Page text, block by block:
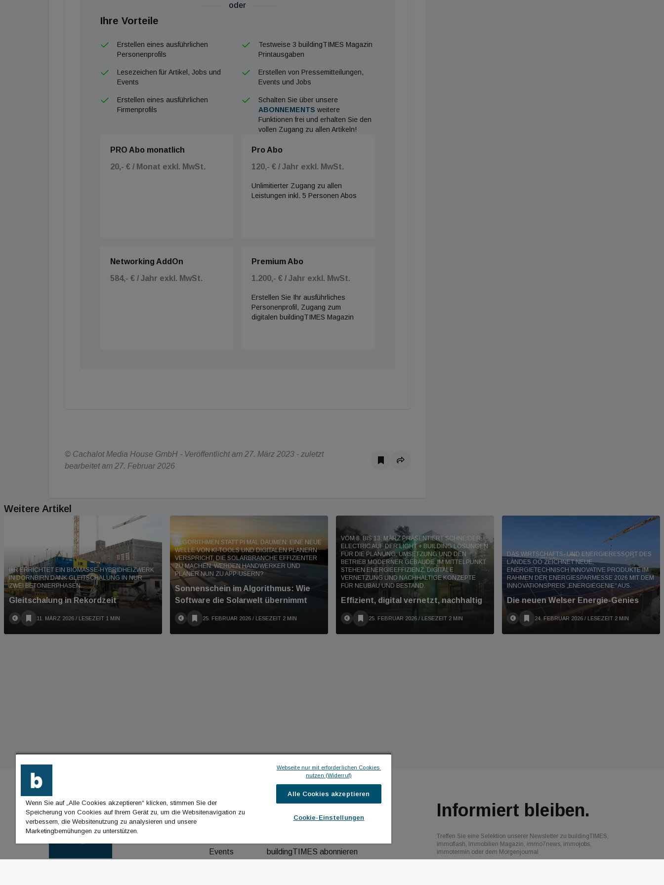
oder
Ihre Vorteile
Erstellen eines ausführlichen
Personenprofils
Testweise 3 buildingTIMES Magazin
Printausgaben
Lesezeichen für Artikel, Jobs und
Events
Erstellen von Pressemitteilungen,
Events und Jobs
Erstellen eines ausführlichen
Firmenprofils
Schalten Sie über unsere
ABONNEMENTS weitere
Funktionen frei und erhalten Sie den
vollen Zugang zu allen Artikeln!
PRO Abo monatlich
20,- € / Monat exkl. MwSt.
Pro Abo
120,- € / Jahr exkl. MwSt.
Unlimitierter Zugang zu allen
Leistungen inkl. 5 Personen Abos
Networking AddOn
584,- € / Jahr exkl. MwSt.
Premium Abo
1.200,- € / Jahr exkl. MwSt.
Erstellen Sie Ihr ausführliches
Personenprofil, Zugang zum
digitalen buildingTIMES Magazin
© Cachalot Media House GmbH - Veröffentlicht am 27. März 2023 - zuletzt
bearbeitet am 27. Februar 2026
Weitere Artikel
I+R ERRICHTET EIN BIOMASSE-HYBRIDHEIZWERK
IN DORNBIRN DANK GLEITSCHALUNG IN NUR
ZWEI BETONIERPHASEN.
Gleitschalung in Rekordzeit
11. MÄRZ 2026 / LESEZEIT 1 MIN
ALGORITHMEN STATT PI MAL DAUMEN: EINE NEUE
WELLE VON KI-TOOLS UND DIGITALEN PLANERN
VERSPRICHT, DIE SOLARBRANCHE EFFIZIENTER
ZU MACHEN. WERDEN HANDWERKER UND
PLANER NUN ZU APP-USERN?
Sonnenschein im Algorithmus: Wie
Software die Solarwelt übernimmt
25. FEBRUAR 2026 / LESEZEIT 2 MIN
VOM 8. BIS 13. MÄRZ PRÄSENTIERT SCHNEIDER
ELECTRIC AUF DER LIGHT + BUILDING LÖSUNGEN
FÜR DIE PLANUNG, UMSETZUNG UND DEN
BETRIEB MODERNER GEBÄUDE. IM MITTELPUNKT
STEHEN ENERGIEEFFIZIENZ, DIGITALE
VERNETZUNG UND NACHHALTIGE KONZEPTE
FÜR NEUBAU UND BESTAND.
Effizient, digital vernetzt, nachhaltig
25. FEBRUAR 2026 / LESEZEIT 2 MIN
DAS WIRTSCHAFTS- UND ENERGIERESSORT DES
LANDES OÖ ZEICHNET NEUE,
ENERGIETECHNISCH INNOVATIVE PRODUKTE IM
RAHMEN DER ENERGIESPARMESSE 2026 MIT DEM
INNOVATIONSPREIS „ENERGIEGENIE“ AUS.
Die neuen Welser Energie-Genies
24. FEBRUAR 2026 / LESEZEIT 2 MIN
BUILDINGTIMES
Events
ICH MÖCHTE ...
buildingTIMES abonnieren
Informiert bleiben.
Treffen Sie eine Selektion unserer Newsletter zu buildingTIMES,
immoflash, Immobilien Magazin, immo7news, immojobs,
immotermin oder dem Morgenjournal
Wenn Sie auf „Alle Cookies akzeptieren“ klicken, stimmen Sie der
Speicherung von Cookies auf Ihrem Gerät zu, um die Websitenavigation zu
verbessern, die Websitenutzung zu analysieren und unsere
Marketingbemühungen zu unterstützen.
Webseite nur mit erforderlichen Cookies
nutzen (Widerruf)
Alle Cookies akzeptieren
Cookie-Einstellungen